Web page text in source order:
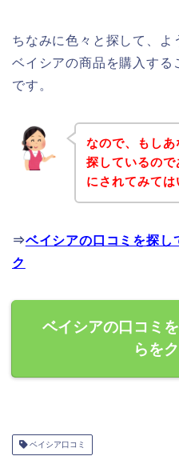
ちなみに色々と探して、よ
ベイシアの商品を購入する
です。
なので、もし
探しているの
にされてみては
⇒ベイシアの口コミを探し
ク
ベイシアの口コミ
らを
ベイシア口コミ